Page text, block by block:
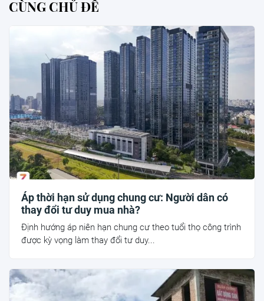
CÙNG CHỦ ĐỀ
Áp thời hạn sử dụng chung cư: Người dân có
thay đổi tư duy mua nhà?
Định hướng áp niên hạn chung cư theo tuổi thọ công trình
được kỳ vọng làm thay đổi tư duy...